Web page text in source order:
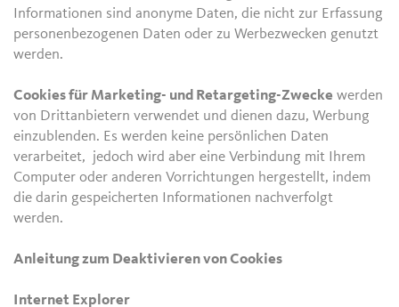
Informationen sind anonyme Daten, die nicht zur Erfassung
personenbezogenen Daten oder zu Werbezwecken genutzt
werden.
Cookies für Marketing- und Retargeting-Zwecke werden
von Drittanbietern verwendet und dienen dazu, Werbung
einzublenden. Es werden keine persönlichen Daten
verarbeitet, jedoch wird aber eine Verbindung mit Ihrem
Computer oder anderen Vorrichtungen hergestellt, indem
die darin gespeicherten Informationen nachverfolgt
werden.
Anleitung zum Deaktivieren von Cookies
Internet Explorer